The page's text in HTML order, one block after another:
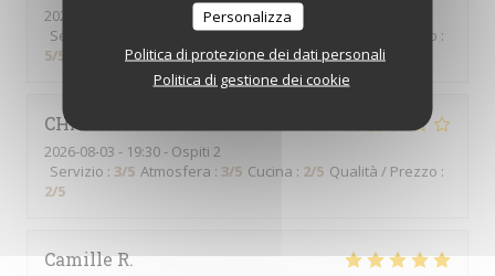
Personalizza
Politica di protezione dei dati personali
Politica di gestione dei cookie
2026-08-05
- 13:00 - Ospiti 7
Servizio
Atmosfera:5/5 Cucina:5 Qualità / Prezzo :
5/5
CHANTAL
2026-08-03 - 19:30 - Ospiti 2
Servizio : 3/5 Atmosfera : 3/5 Cucina : 2/5 Qualità / Prezzo :
2/5
CamilleR